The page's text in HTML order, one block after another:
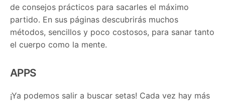
de consejos prácticos para sacarles el máximo
partido. En sus páginas descubrirás muchos
métodos, sencillos y poco costosos, para sanar tanto
el cuerpo como la mente.
APPS
¡Ya podemos salir a buscar setas! Cada vez hay más